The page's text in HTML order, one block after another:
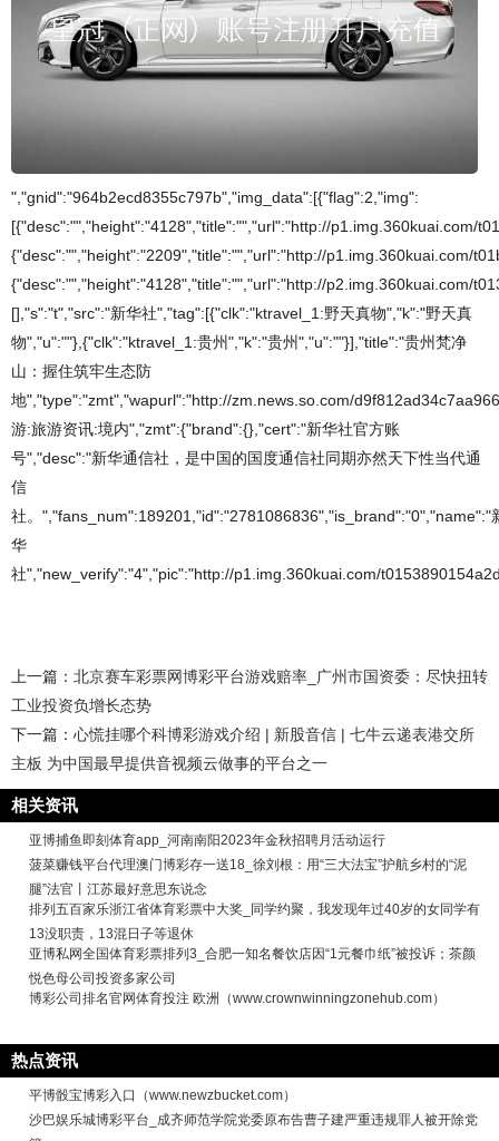
","gnid":"964b2ecd8355c797b","img_data":[{"flag":2,"img":
[{"desc":"","height":"4128","title":"","url":"http://p1.img.360kuai.com/
{"desc":"","height":"2209","title":"","url":"http://p1.img.360kuai.com/
{"desc":"","height":"4128","title":"","url":"http://p2.img.360kuai.com/
[],"s":"t","src":"新华社","tag":[{"clk":"ktravel_1:野天真物","k":"野天真
物","u":""},{"clk":"ktravel_1:贵州","k":"贵州","u":""}],"title":"贵州梵净
山：握住筑牢生态防
地","type":"zmt","wapurl":"http://zm.news.so.com/
游:旅游资讯:境内","zmt":{"brand":{},"cert":"新华社官方账
号","desc":"新华通信社，是中国的国度通信社同期亦然天下性当代通
信
社。","fans_num":189201,"id":"2781086836","is_brand":"0","name":"
华
社","new_verify":"4","pic":"http://p1.img.360kuai.com/
上一篇： 北京赛车彩票网博彩平台游戏赔率_广州市国资委：尽快扭转
工业投资负增长态势
下一篇： 心慌挂哪个科博彩游戏介绍 | 新股音信 | 七牛云递表港交所
主板 为中国最早提供音视频云做事的平台之一
相关资讯
亚博捕鱼即刻体育app_河南南阳2023年金秋招聘月活动运行
菠菜赚钱平台代理澳门博彩存一送18_徐刘根：用“三大法宝”护航乡村的“泥
腿”法官丨江苏最好意思东说念
排列五百家乐浙江省体育彩票中大奖_同学约聚，我发现年过40岁的女同学有
13没职责，13混日子等退休
亚博私网全国体育彩票排列3_合肥一知名餐饮店因“1元餐巾纸”被投诉；茶颜
悦色母公司投资多家公司
博彩公司排名官网体育投注 欧洲（www.crownwinningzonehub.com）
热点资讯
平博骰宝博彩入口（www.newzbucket.com）
沙巴娱乐城博彩平台_成齐师范学院党委原布告曹子建严重违规罪人被开除党